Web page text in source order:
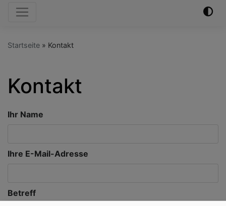
Hauptnavigation
Startseite Kontakt
Kontakt
Ihr Name
Ihre E-Mail-Adresse
Betreff